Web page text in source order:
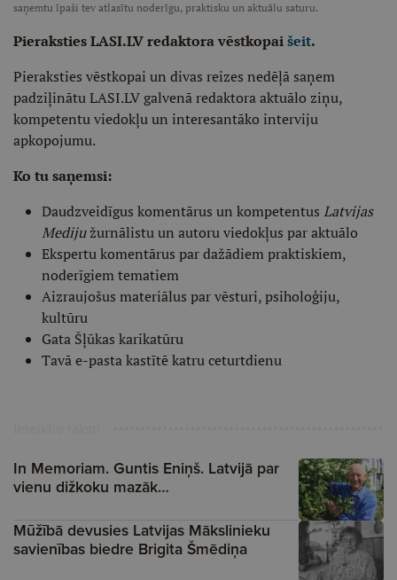
saņemtu īpaši tev atlasītu noderīgu, praktisku un aktuālu saturu.
Pieraksties LASI.LV redaktora vēstkopaišeit.
Pieraksties vēstkopai un divas reizes nedēļā saņem
padziļinātu LASI.LV galvenā redaktora aktuālo ziņu,
kompetentu viedokļu un interesantāko interviju
apkopojumu.
Ko tu saņemsi:
Daudzveidīgus komentārus un kompetentus Latvijas
Medijužurnālistu un autoru viedokļus par aktuālo
Ekspertu komentārus par dažādiem praktiskiem,
noderīgiem tematiem
Aizraujošus materiālus par vēsturi, psiholoģiju,
kultūru
Gata Šļūkas karikatūru
Tavā e-pasta kastītē katru ceturtdienu
In Memoriam. Guntis Eniņš. Latvijā par
vienu dižkoku mazāk…
Mūžībā devusies Latvijas Mākslinieku
savienības biedre Brigita Šmēdiņa